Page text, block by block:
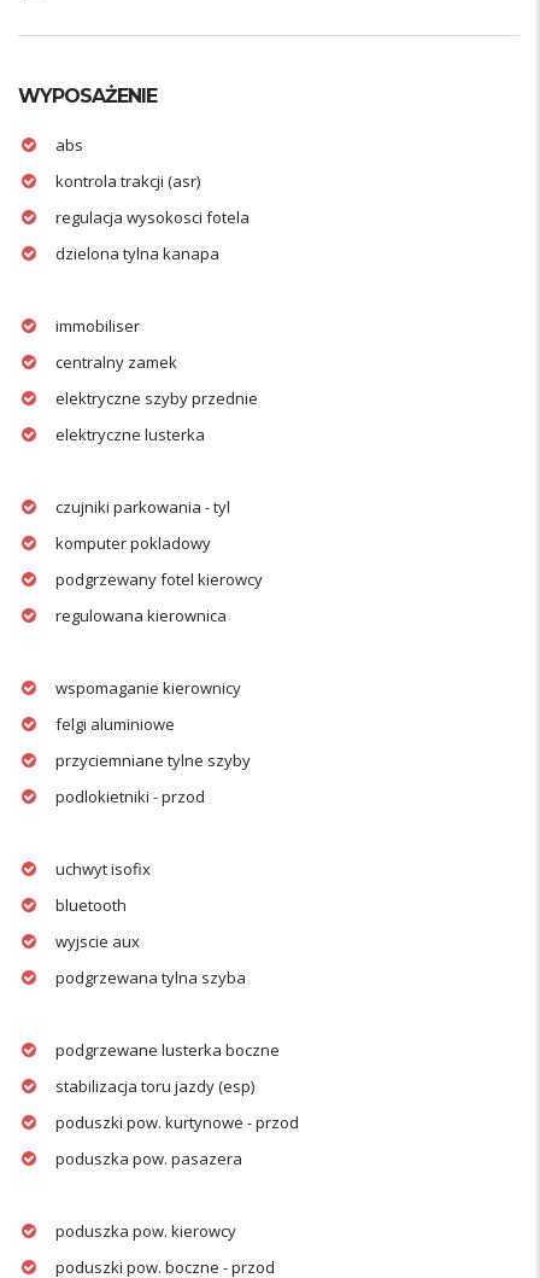
WYPOSAŻENIE
abs
kontrola trakcji (asr)
regulacja wysokosci fotela
dzielona tylna kanapa
immobiliser
centralny zamek
elektryczne szyby przednie
elektryczne lusterka
czujniki parkowania - tyl
komputer pokladowy
podgrzewany fotel kierowcy
regulowana kierownica
wspomaganie kierownicy
felgi aluminiowe
przyciemniane tylne szyby
podlokietniki - przod
uchwyt isofix
bluetooth
wyjscie aux
podgrzewana tylna szyba
podgrzewane lusterka boczne
stabilizacja toru jazdy (esp)
poduszki pow. kurtynowe - przod
poduszka pow. pasazera
poduszka pow. kierowcy
poduszki pow. boczne - przod